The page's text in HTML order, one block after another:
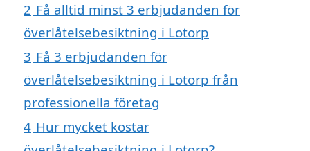
2 Få alltid minst 3 erbjudanden för
överlåtelsebesiktning i Lotorp
3 Få 3 erbjudanden för
överlåtelsebesiktning i Lotorp från
professionella företag
4 Hur mycket kostar